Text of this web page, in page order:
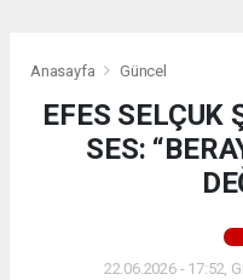
Anasayfa Güncel
EFES SELÇUK
SES:
22.06.2026 - 17:52,